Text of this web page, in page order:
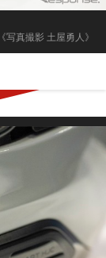
《写真撮影 土屋勇人》